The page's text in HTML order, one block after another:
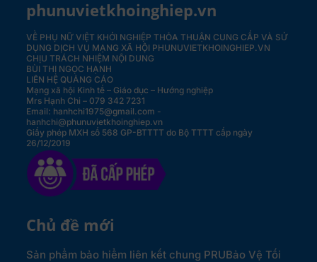
phunuvietkhoinghiep.vn
VỀ PHỤ NỮ VIỆT KHỞI NGHIỆPTHỎA THUẬN CUNG CẤP VÀ SỬ
DỤNG DỊCH VỤ MẠNG XÃ HỘI PHUNUVIETKHOINGHIEP.VN
CHỊU TRÁCH NHIỆM NỘI DUNG
BÙI THỊ NGỌC HẠNH
LIÊN HỆ QUẢNG CÁO
Mạng xã hội Kinh tế – Giáo dục – Hướng nghiệp
Mrs Hạnh Chi – 079 342 7231
Email: hanhchi1975@gmail.com -
hanhchi@phunuvietkhoinghiep.vn
Giấy phép MXH số 568 GP-BTTTT do Bộ TTTT cấp ngày
26/12/2019
Chủ đề mới
Sản phẩm bảo hiểm liên kết chung PRUBảo Vệ Tối